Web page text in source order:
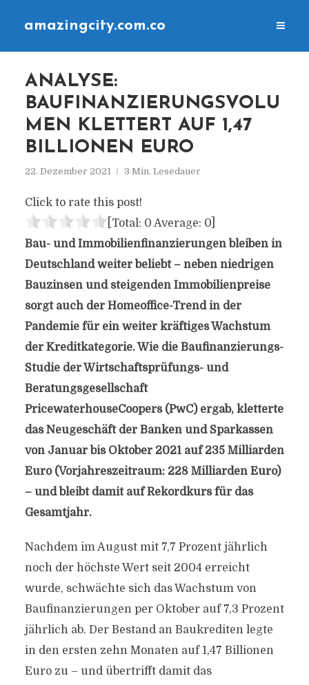
amazingcity.com.co
ANALYSE:
BAUFINANZIERUNGSVOLU
MEN KLETTERT AUF 1,47
BILLIONEN EURO
22. Dezember 2021 3 Min. Lesedauer
Click to rate this post!
[Total: 0 Average: 0]
Bau- und Immobilienfinanzierungen bleiben in
Deutschland weiter beliebt – neben niedrigen
Bauzinsen und steigenden Immobilienpreise
sorgt auch der Homeoffice-Trend in der
Pandemie für ein weiter kräftiges Wachstum
der Kreditkategorie. Wie die Baufinanzierungs-
Studie der Wirtschaftsprüfungs- und
Beratungsgesellschaft
PricewaterhouseCoopers (PwC) ergab, kletterte
das Neugeschäft der Banken und Sparkassen
von Januar bis Oktober 2021 auf 235 Milliarden
Euro (Vorjahreszeitraum: 228 Milliarden Euro)
– und bleibt damit auf Rekordkurs für das
Gesamtjahr.
Nachdem im August mit 7,7 Prozent jährlich
noch der höchste Wert seit 2004 erreicht
wurde, schwächte sich das Wachstum von
Baufinanzierungen per Oktober auf 7,3 Prozent
jährlich ab. Der Bestand an Baukrediten legte
in den ersten zehn Monaten auf 1,47 Billionen
Euro zu – und übertrifft damit das